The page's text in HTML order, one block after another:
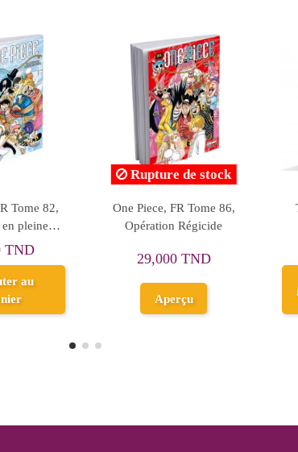
Rupture de stock
One Piece, FR Tome 30,
Capriccio
28,700 TND
Rupture de stock
Boruto, Naruto Next
Generations, FR Tome 1
27,800 TND